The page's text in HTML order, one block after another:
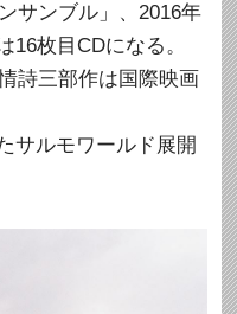
サンブル」、2016年
16枚目CDになる。
詩三部作は国際映画
サルモワールド展開